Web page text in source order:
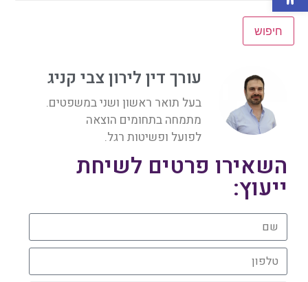
חיפוש
עורך דין לירון צבי קניג
בעל תואר ראשון ושני במשפטים.
מתמחה בתחומים הוצאה
לפועל ופשיטות רגל.
השאירו פרטים לשיחת
ייעוץ:
שם
טלפון